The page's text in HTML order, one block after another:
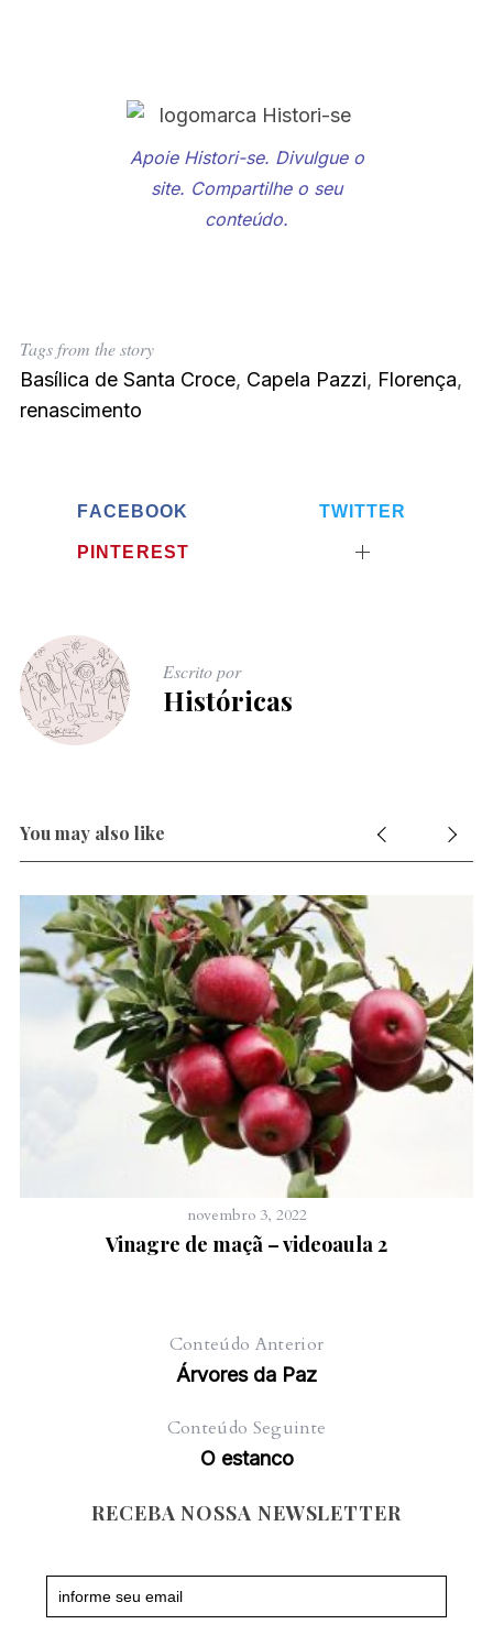
Apoie Histori-se. Divulgue o
site. Compartilhe o seu
conteúdo.
Tags from the story
Basílica de Santa Croce, Capela Pazzi, Florença,
renascimento
FACEBOOK TWITTER
PINTEREST
Escrito por
Históricas
You may also like
novembro 3, 2022
Vinagre de maçã – videoaula 2
Conteúdo Anterior
Árvores da Paz
Conteúdo Seguinte
O estanco
RECEBA NOSSA NEWSLETTER